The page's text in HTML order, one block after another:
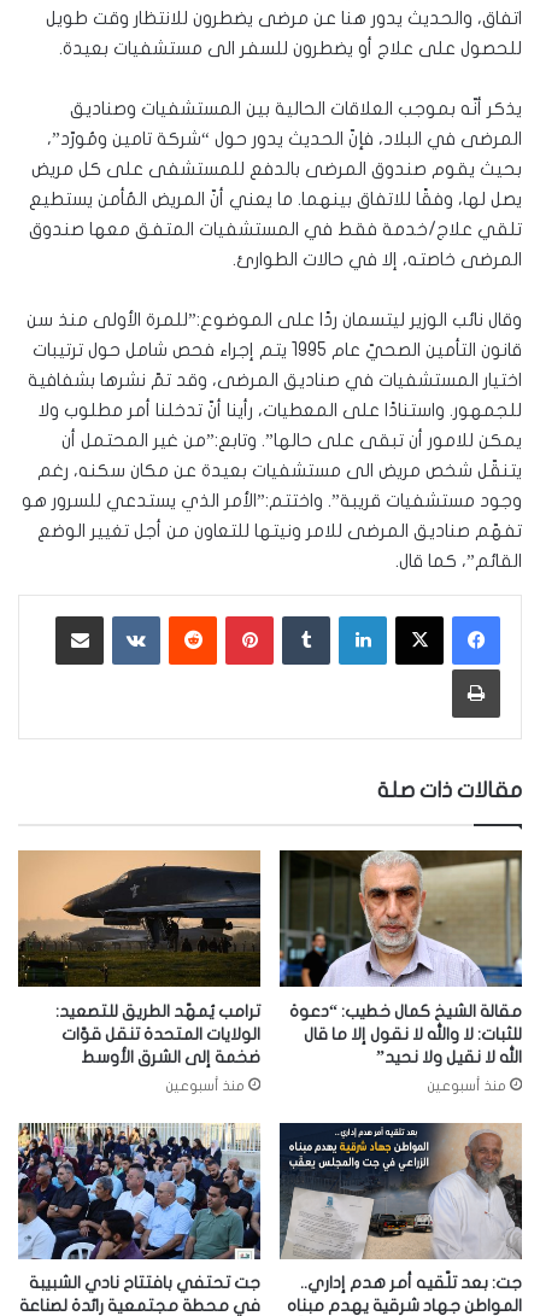
اتفاق، والحديث يدور هنا عن مرضى يضطرون للانتظار وقت طويل
للحصول على علاج أو يضطرون للسفر الى مستشفيات بعيدة.
يذكر أنّه بموجب العلاقات الحالية بين المستشفيات وصناديق
المرضى في البلاد، فإنّ الحديث يدور حول “شركة تامين ومُورّد”،
بحيث يقوم صندوق المرضى بالدفع للمستشفى على كل مريض
يصل لها، وفقًا للاتفاق بينهما. ما يعني أنّ المريض المُأمن يستطيع
تلقي علاج/خدمة فقط في المستشفيات المتفق معها صندوق
المرضى خاصته، إلا في حالات الطوارئ.
وقال نائب الوزير ليتسمان ردًا على الموضوع:”للمرة الأولى منذ سن
قانون التأمين الصحيّ عام 1995 يتم إجراء فحص شامل حول ترتيبات
اختيار المستشفيات في صناديق المرضى، وقد تمّ نشرها بشفافية
للجمهور. واستنادًا على المعطيات، رأينا أنّ تدخلنا أمر مطلوب ولا
يمكن للامور أن تبقى على حالها”. وتابع:”من غير المحتمل أن
يتنقّل شخص مريض الى مستشفيات بعيدة عن مكان سكنه، رغم
وجود مستشفيات قريبة”. واختتم:”الأمر الذي يستدعي للسرور هو
تفهّم صناديق المرضى للامر ونيتها للتعاون من أجل تغيير الوضع
القائم”، كما قال.
لينكدإن بينتيريست ‏VKontakte
طباعة
مقالات ذات صلة
مقالة الشيخ كمال خطيب: “دعوة
للثبات: لا والله لا نقول إلا ما قال
الله لا نقيل ولا نحيد”
منذ أسبوعين
ترامب يُمهّد الطريق للتصعيد:
الولايات المتحدة تنقل قوّات
ضخمة إلى الشرق الأوسط
منذ أسبوعين
جت: بعد تلّقيه أمر هدم إداري..
المواطن جهاد شرقية يهدم مبناه
جت تحتفي بافتتاح نادي الشبيبة
في محطة مجتمعية رائدة لصناعة